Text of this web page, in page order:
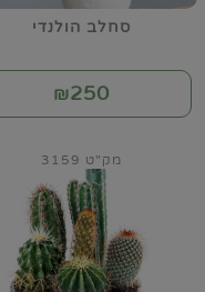
סחלב הולנדי
₪250
מק"ט 3159